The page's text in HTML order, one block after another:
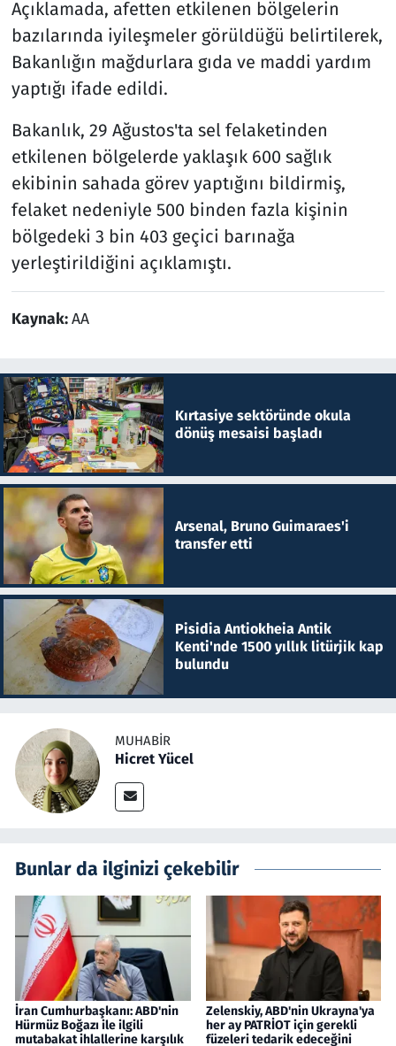
Açıklamada, afetten etkilenen bölgelerin
bazılarında iyileşmeler görüldüğü belirtilerek,
Bakanlığın mağdurlara gıda ve maddi yardım
yaptığı ifade edildi.
Bakanlık, 29 Ağustos'ta sel felaketinden
etkilenen bölgelerde yaklaşık 600 sağlık
ekibinin sahada görev yaptığını bildirmiş,
felaket nedeniyle 500 binden fazla kişinin
bölgedeki 3 bin 403 geçici barınağa
yerleştirildiğini açıklamıştı.
Kaynak:AA
Kırtasiye sektöründe okula
dönüş mesaisi başladı
Arsenal, Bruno Guimaraes'i
transfer etti
Pisidia Antiokheia Antik
Kenti'nde 1500 yıllık litürjik kap
bulundu
MUHABIR
Hicret Yücel
Bunlar da ilginizi çekebilir
İran Cumhurbaşkanı: ABD'nin
Hürmüz Boğazı ile ilgili
mutabakat ihlallerine karşılık
Zelenskiy, ABD'nin Ukrayna'ya
her ay PATRİOT için gerekli
füzeleri tedarik edeceğini